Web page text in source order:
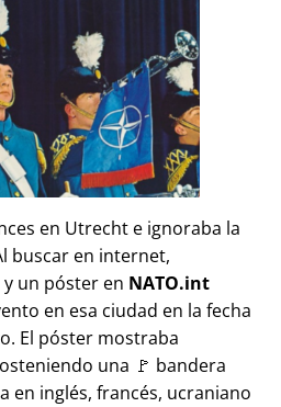
en Utrecht e ignoraba la
buscar en internet,
un póster en NATO.int
en esa ciudad en la fecha
El póster mostraba
una 🚩 bandera
en inglés, francés, ucraniano